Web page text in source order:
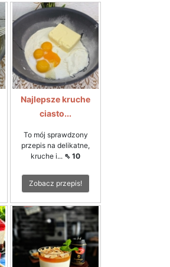
Najlepsze kruche
ciasto...
To mój sprawdzony
przepis na delikatne,
kruche i... ⇖ 10
Zobacz przepis!